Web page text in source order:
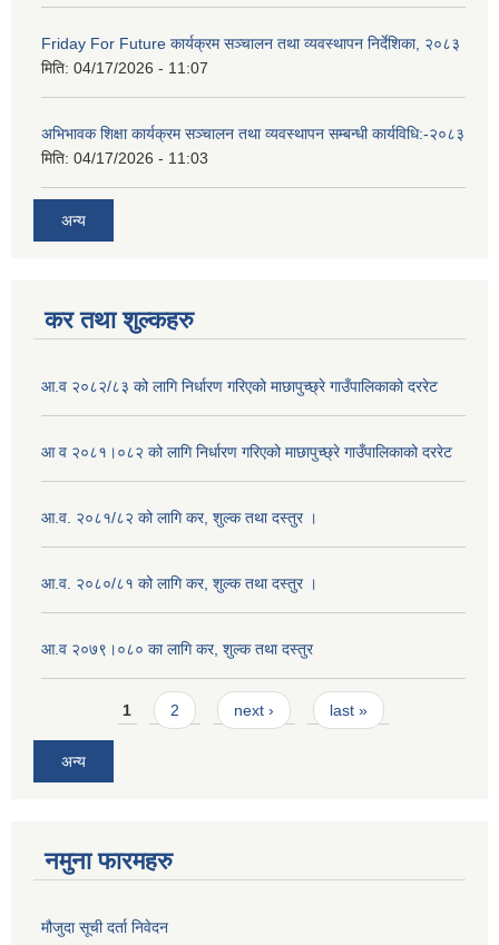
Friday For Future कार्यक्रम सञ्चालन तथा व्यवस्थापन निर्देशिका, २०८३
मिति: 04/17/2026 - 11:07
अभिभावक शिक्षा कार्यक्रम सञ्चालन तथा व्यवस्थापन सम्बन्धी कार्यविधि:-२०८३
मिति: 04/17/2026 - 11:03
अन्य
कर तथा शुल्कहरु
आ.व २०८२/८३ को लागि निर्धारण गरिएको माछापुच्छ्रे गाउँपालिकाको दररेट
आ व २०८१।०८२ को लागि निर्धारण गरिएको माछापुच्छ्रे गाउँपालिकाको दररेट
आ.व. २०८१/८२ को लागि कर, शुल्क तथा दस्तुर ।
आ.व. २०८०/८१ को लागि कर, शुल्क तथा दस्तुर ।
आ.व २०७९।०८० का लागि कर, शुल्क तथा दस्तुर
Pages1 2 next › last »
अन्य
नमुना फारमहरु
मौजुदा सूची दर्ता निवेदन